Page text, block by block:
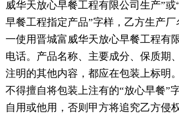
威华天放心早餐工程有限公司生产”
早餐工程指定产品”字样，乙方生产
一使用晋城富威华天放心早餐工程有
电话。产品名称、主要成分、保质期
注明的其他内容，都应在包装上标明
不得擅自将包装上注有的“放心早餐”
自用或他用，否则甲方将追究乙方侵